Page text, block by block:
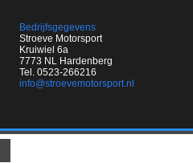
Bedrijfsgegevens
Stroeve Motorsport
Kruiwiel 6a
7773 NL Hardenberg
Tel. 0523-266216
info@stroevemotorsport.nl